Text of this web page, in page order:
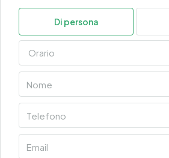
Di persona
Orario